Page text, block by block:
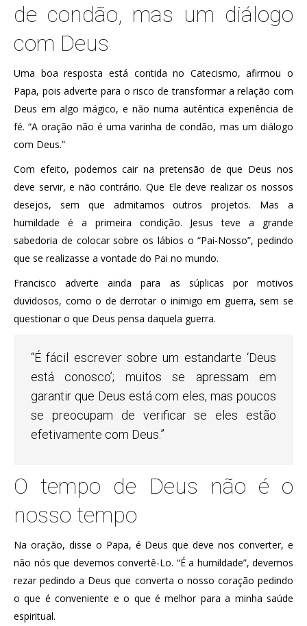
de condão, mas um diálogo
com Deus
Uma boa resposta está contida no Catecismo, afirmou o
Papa, pois adverte para o risco de transformar a relação com
Deus em algo mágico, e não numa autêntica experiência de
fé. “A oração não é uma varinha de condão, mas um diálogo
com Deus.”
Com efeito, podemos cair na pretensão de que Deus nos
deve servir, e não contrário. Que Ele deve realizar os nossos
desejos, sem que admitamos outros projetos. Mas a
humildade é a primeira condição. Jesus teve a grande
sabedoria de colocar sobre os lábios o “Pai-Nosso”, pedindo
que se realizasse a vontade do Pai no mundo.
Francisco adverte ainda para as súplicas por motivos
duvidosos, como o de derrotar o inimigo em guerra, sem se
questionar o que Deus pensa daquela guerra.
“É fácil escrever sobre um estandarte ‘Deus
está conosco’; muitos se apressam em
garantir que Deus está com eles, mas poucos
se preocupam de verificar se eles estão
efetivamente com Deus.”
O tempo de Deus não é o
nosso tempo
Na oração, disse o Papa, é Deus que deve nos converter, e
não nós que devemos convertê-Lo. “É a humildade”, devemos
rezar pedindo a Deus que converta o nosso coração pedindo
o que é conveniente e o que é melhor para a minha saúde
espiritual.